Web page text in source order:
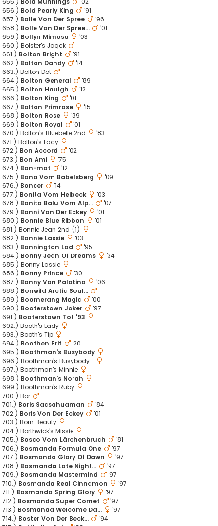
655.) Bold Munnings
'02
656.) Bold Pearly King
'91
657.) Bolle Von Der Spree
'96
658.) Bolle Von Der Spree...
'01
659.) Bollyn Mimosa
'03
660.) Bolster's Jaqck
661.) Bolton Bright
'91
662.) Bolton Dandy
'14
663.) Bolton Dot
664.) Bolton General
'89
665.) Bolton Haulgh
'12
666.) Bolton King
'01
667.) Bolton Primrose
'15
668.) Bolton Rose
'89
669.) Bolton Royal
'01
670.) Bolton's Bluebelle 2nd
'83
671.) Bolton's Lady
672.) Bon Accord
'02
673.) Bon Ami
'75
674.) Bon-mot
'12
675.) Bona Vom Babelsberg
'09
676.) Boncer
'14
677.) Bonita Vom Heibeck
'03
678.) Bonito Balu Vom Alp...
'07
679.) Bonni Von Der Eckey
'01
680.) Bonnie Blue Ribbon
'01
681.) Bonnie Jean 2nd (1)
682.) Bonnie Lassie
'03
683.) Bonnington Lad
'95
684.) Bonny Jean Of Dreams
'34
685.) Bonny Lassie
686.) Bonny Prince
'30
687.) Bonny Von Palatina
'06
688.) Bonwild Arctic Soul...
689.) Boomerang Magic
'00
690.) Booterstown Joker
'97
691.) Booterstown Tot '93
692.) Booth's Lady
693.) Booth's Tip
694.) Boothen Brit
'20
695.) Boothman's Busybody
696.) Boothman's Busybody...
697.) Boothman's Minnie
698.) Boothman's Norah
699.) Boothman's Ruby
700.) Bor
701.) Boris Sacsahuaman
'84
702.) Boris Von Der Eckey
'01
703.) Born Beauty
704.) Borthwick's Missie
705.) Bosco Vom Lärchenbruch
'81
706.) Bosmanda Formula One
'97
707.) Bosmanda Glory Of Dawn
'97
708.) Bosmanda Late Night...
'97
709.) Bosmanda Mastermind
'97
710.) Bosmanda Real Cinnamon
'97
711.) Bosmanda Spring Glory
'97
712.) Bosmanda Super Comet
'97
713.) Bosmanda Welcome Da...
'97
714.) Boster Von Der Beck...
'94